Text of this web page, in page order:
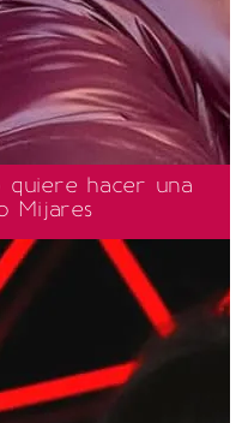
hacer una
Mijares